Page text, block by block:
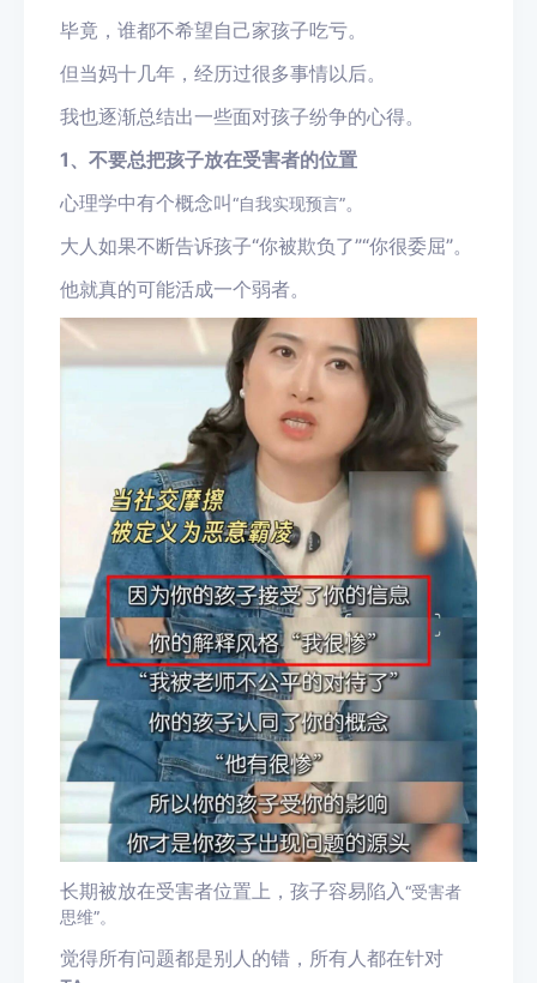
毕竟，谁都不希望自己家孩子吃亏。
但当妈十几年，经历过很多事情以后。
我也逐渐总结出一些面对孩子纷争的心得。
1、不要总把孩子放在受害者的位置
心理学中有个概念叫“自我实现预言”。
大人如果不断告诉孩子“你被欺负了”“你很委屈”。
他就真的可能活成一个弱者。
长期被放在受害者位置上，孩子容易陷入“受害者
思维”。
觉得所有问题都是别人的错，所有人都在针对